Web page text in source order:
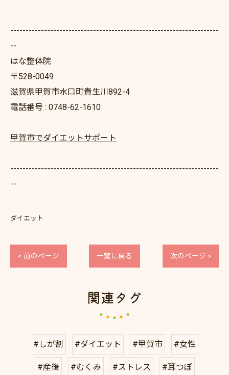
--------------------------------------------------------------------
--
はな整体院
〒528-0049
滋賀県甲賀市水口町貴生川892-4
電話番号 : 0748-62-1610
甲賀市でダイエットサポート
--------------------------------------------------------------------
--
ダイエット
< 前のページ 一覧に戻る 次のページ >
関連タグ
#しが割 #ダイエット #甲賀市 #女性
#産後 #むくみ #ストレス #耳つぼ